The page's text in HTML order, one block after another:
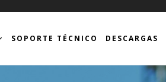
SOPORTE TÉCNICO DESCARGAS